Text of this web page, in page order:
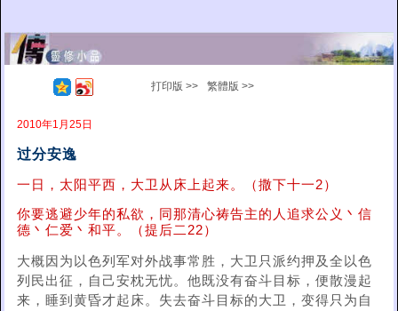
打印版 >> 繁體版 >>
2010年1月25日
过分安逸
一日，太阳平西，大卫从床上起来。（撒下十一2）
你要逃避少年的私欲，同那清心祷告主的人追求公义丶信
德丶仁爱丶和平。（提后二22）
大概因为以色列军对外战事常胜，大卫只派约押及全以色
列民出征，自己安枕无忧。他既没有奋斗目标，便散漫起
来，睡到黄昏才起床。失去奋斗目标的大卫，变得只为自